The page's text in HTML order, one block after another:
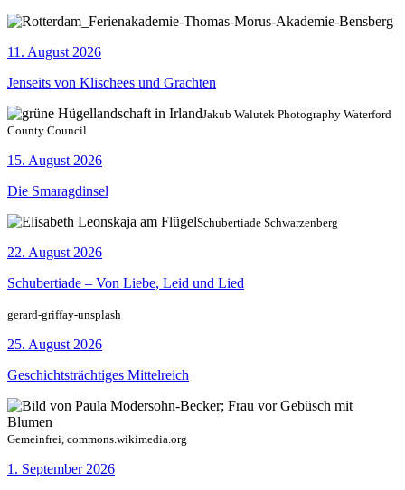
11. August 2026
Jenseits von Klischees und Grachten
Jakub Walutek Photography Waterford
County Council
15. August 2026
Die Smaragdinsel
Schubertiade Schwarzenberg
22. August 2026
Schubertiade – Von Liebe, Leid und Lied
gerard-griffay-unsplash
25. August 2026
Geschichtsträchtiges Mittelreich
Gemeinfrei, commons.wikimedia.org
1. September 2026